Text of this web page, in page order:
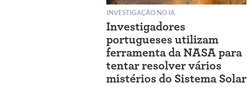
INVESTIGAÇÃO NO IA
Investigadores
portugueses utilizam
ferramenta da NASA para
tentar resolver vários
mistérios do Sistema Solar